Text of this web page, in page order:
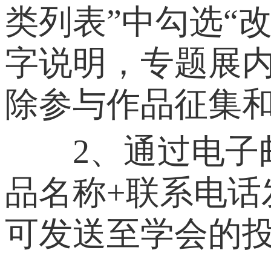
类列表”中勾选“
字说明，专题展
除参与作品征集
2、通过电子邮
品名称+联系电
可发送至学会的